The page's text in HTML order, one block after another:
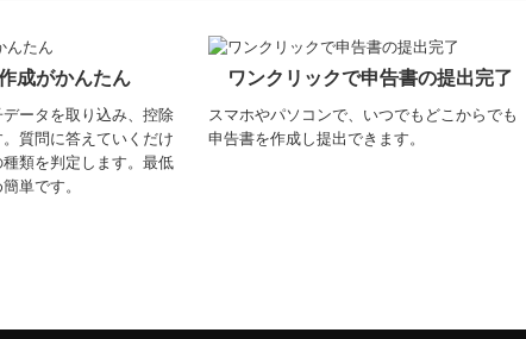
成がかんたん
ータを取り込み、控除
質問に答えていくだけ
類を判定します。最低
単です。
ワンクリックで申告書の提出完了
スマホやパソコンで、いつでもどこからでも
申告書を作成し提出できます。